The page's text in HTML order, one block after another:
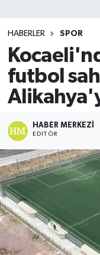
HABERLER SPOR
futbol
HABER MERKEZI
EDITÖR
Teknoloji
TRABZON